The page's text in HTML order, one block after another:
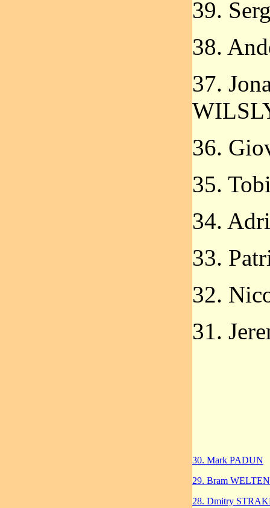
39.
38.
37.
36.
35.
34.
33.
32.
31.
30. Mark PADUN
29. Bram WELTEN
28. Dmitry